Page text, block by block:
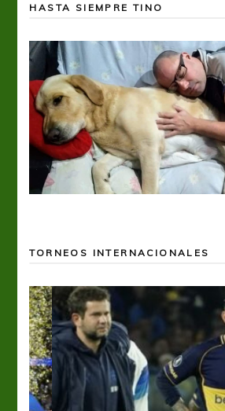
HASTA SIEMPRE TINO
TORNEOS INTERNACIONALES